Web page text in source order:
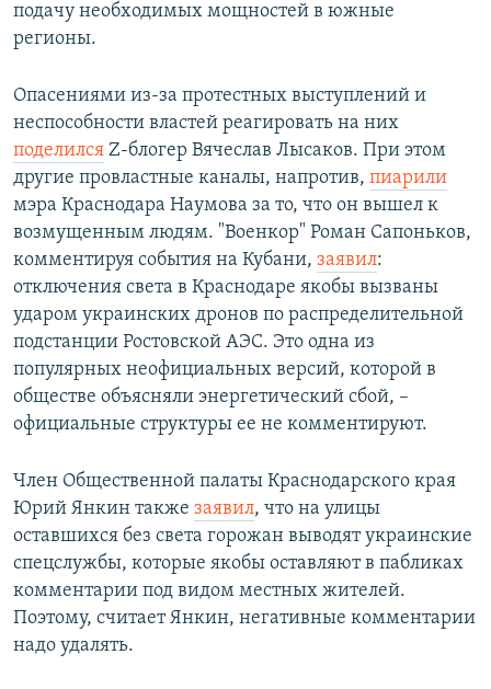
подачу необходимых мощностей в южные
регионы.
Опасениями из-за протестных выступлений и
неспособности властей реагировать на них
поделился Z-блогер Вячеслав Лысаков. При этом
другие провластные каналы, напротив, пиарили
мэра Краснодара Наумова за то, что он вышел к
возмущенным людям. "Военкор" Роман Сапоньков,
комментируя события на Кубани, заявил:
отключения света в Краснодаре якобы вызваны
ударом украинских дронов по распределительной
подстанции Ростовской АЭС. Это одна из
популярных неофициальных версий, которой в
обществе объясняли энергетический сбой, –
официальные структуры ее не комментируют.
Член Общественной палаты Краснодарского края
Юрий Янкин также заявил, что на улицы
оставшихся без света горожан выводят украинские
спецслужбы, которые якобы оставляют в пабликах
комментарии под видом местных жителей.
Поэтому, считает Янкин, негативные комментарии
надо удалять.